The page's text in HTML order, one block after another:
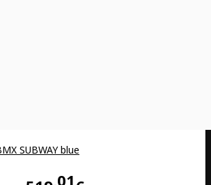
SUBWAY blue
01